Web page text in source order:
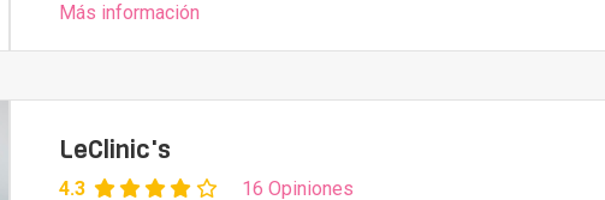
Más información
LeClinic's
4.3 16 Opiniones